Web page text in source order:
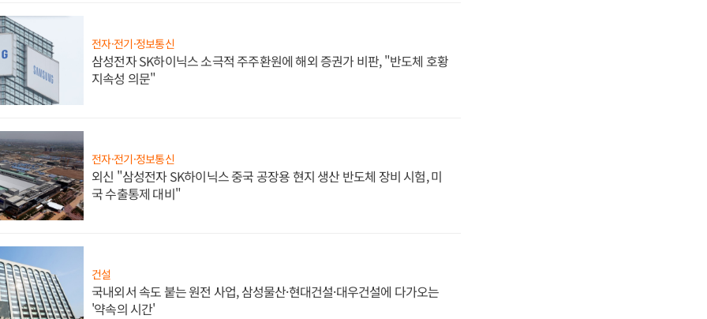
전자·전기·정보통신
삼성전자 SK하이닉스 소극적 주주환원에 해외 증권가 비판, "반도체 호황
지속성 의문"
전자·전기·정보통신
외신 "삼성전자 SK하이닉스 중국 공장용 현지 생산 반도체 장비 시험, 미
국 수출통제 대비"
건설
국내외서 속도 붙는 원전 사업, 삼성물산·현대건설·대우건설에 다가오는
'약속의 시간'